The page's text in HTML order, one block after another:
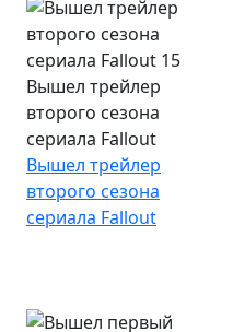
Вышел трейлер
второго сезона
сериала Fallout
Вышел трейлер
второго сезона
сериала Fallout